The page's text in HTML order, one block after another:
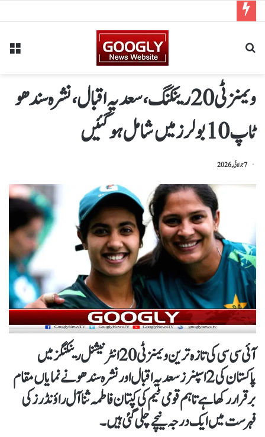
ویمنز ٹی20 رینکنگ،سعدیہ اقبال ،نشرہ سندھو
ٹاپ 10 بولرزمیں شامل ہو گئیں
7 جولائی, 2026
آئی سی سی کی تازہ ترین ویمنز ٹی20 انٹرنیشنل رینکنگز میں
پاکستان کی 2 اسپنرز سعدیہ اقبال اور نشرہ سندھو نے نمایاں مقام
برقرار رکھا ہے تاہم قومی ٹیم کی کپتان فاطمہ ثنا آل راؤنڈرز کی
فہرست میں ایک درجہ نیچے چلی گئی ہیں۔